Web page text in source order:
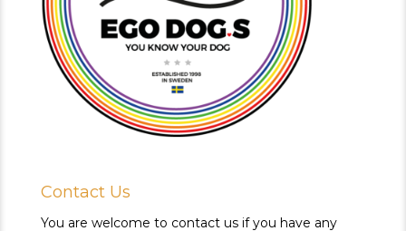
Contact Us
You are welcome to contact us if you have any